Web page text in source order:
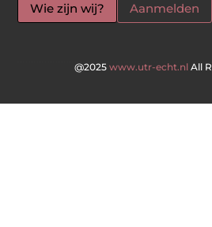
Wie zijn wij? Aanmelden
@2025 www.utr-echt.nl All